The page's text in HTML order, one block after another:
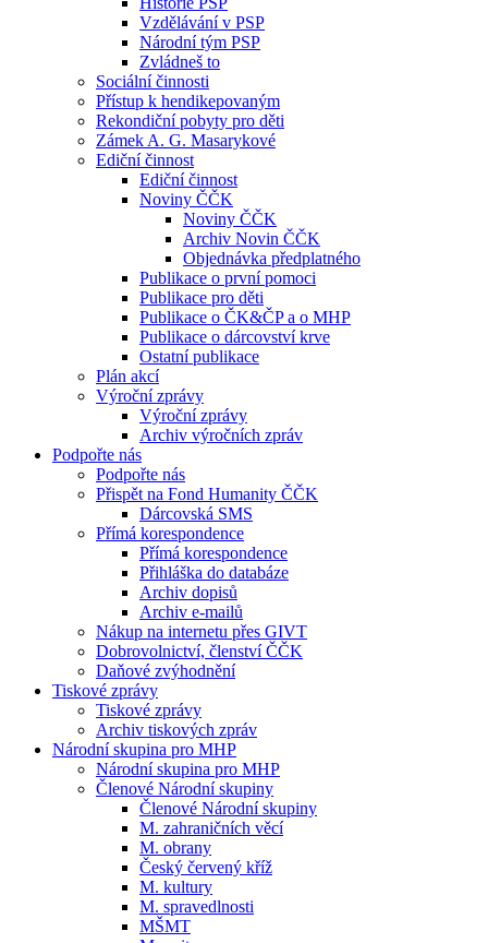
Vzdělávání v PSP
Národní tým PSP
Zvládneš to
Sociální činnosti
Přístup k hendikepovaným
Rekondiční pobyty pro děti
Zámek A. G. Masarykové
Ediční činnost
Ediční činnost
Noviny ČČK
Noviny ČČK
Archiv Novin ČČK
Objednávka předplatného
Publikace o první pomoci
Publikace pro děti
Publikace o ČK&ČP a o MHP
Publikace o dárcovství krve
Ostatní publikace
Plán akcí
Výroční zprávy
Výroční zprávy
Archiv výročních zpráv
Podpořte nás
Podpořte nás
Přispět na Fond Humanity ČČK
Dárcovská SMS
Přímá korespondence
Přímá korespondence
Přihláška do databáze
Archiv dopisů
Archiv e-mailů
Nákup na internetu přes GIVT
Dobrovolnictví, členství ČČK
Daňové zvýhodnění
Tiskové zprávy
Tiskové zprávy
Archiv tiskových zpráv
Národní skupina pro MHP
Národní skupina pro MHP
Členové Národní skupiny
Členové Národní skupiny
M. zahraničních věcí
M. obrany
Český červený kříž
M. kultury
M. spravedlnosti
MŠMT